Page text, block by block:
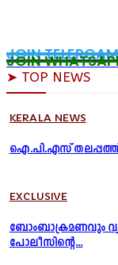
JOIN
JOIN
➤ TOP NEWS
KERALA NEWS
ഐ.പി.എസ് തലപ്പത്ത്
EXCLUSIVE
ബോംബാക്രമണവും
പോലീസിന്റെ...